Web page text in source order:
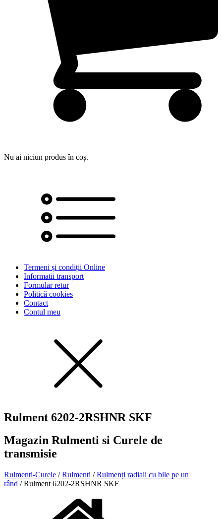
Nu ai niciun produs în coș.
Termeni și condiții Online
Informatii transport
Formular retur
Politică cookies
Contact
Contul meu
Rulment 6202-2RSHNR SKF
Magazin Rulmenti si Curele de
transmisie
Rulmenti-Curele /Rulmenti /Rulmenți radiali cu bile pe un
rând / Rulment 6202-2RSHNR SKF